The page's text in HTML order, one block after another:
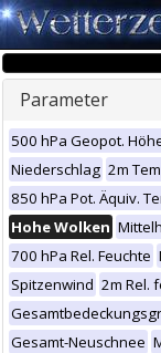
Parameter
500 hPa Geopot.
Niederschlag 2m
850 hPa Pot. Äquiv.
Hohe Wolken
700 hPa Rel. Feuchte
Spitzenwind 2m Rel.
Gesamt-Neuschnee